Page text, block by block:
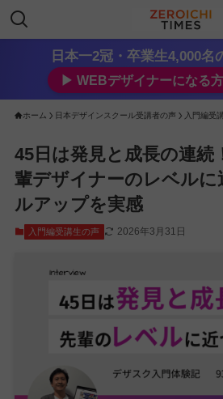
日本一2冠・卒業生4,000名
▶︎ WEBデザイナーになる
ホーム 日本デザインスクール受講者の声 入門編受
45日は発見と成長の連続
輩デザイナーのレベルに
ルアップを実感
入門編受講生の声 2026年3月31日